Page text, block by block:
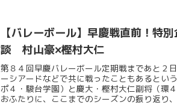
【バレーボール】早慶戦直前！特
談 村山豪×樫村大仁
第８４回早慶バレーボール定期戦まであと２
ーシアードなどで共に戦ったこともあるとい
ポ４・駿台学園）と慶大・樫村大仁副将（環
おふたりに、ここまでのシーズンの振り返り